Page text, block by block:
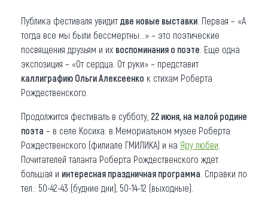
Публика фестиваля увидит две новые выставки . Первая – «А
тогда все мы были бессмертны...» – это поэтические
посвящения друзьям и их воспоминания о поэте . Еще одна
экспозиция – «От сердца. От руки» – представит
каллиграфию Ольги Алексеенко к стихам Роберта
Рождественского.
Продолжится фестиваль в субботу, 22 июня, на малой родине
поэта – в селе Косиха: в Мемориальном музее Роберта
Рождественского (филиале ГМИЛИКА) и на Яру любви
Почитателей таланта Роберта Рождественского ждет
большая и интересная праздничная программа . Справки по
тел.: 50-42-43 (будние дни), 50-14-12 (выходные).